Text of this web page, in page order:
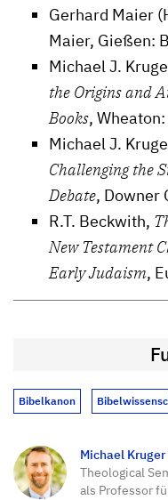
Gerhard Maier
Maier, Gießen:
Michael J.
the Origins and
Books,
Michael J.
Challenging the
Debate, Downer
R.T. Beckwith,
New Testament
Early Judaism,
Bibelkanon
Michael Kruger
Theological
als Professor